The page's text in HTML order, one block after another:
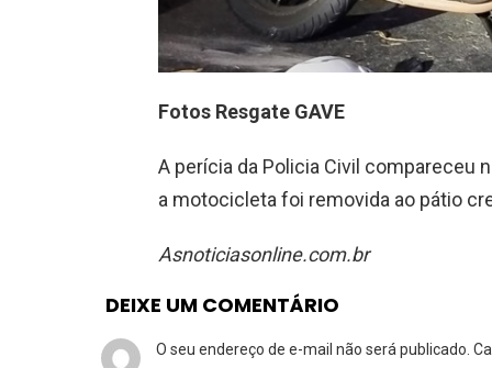
Fotos Resgate GAVE
A perícia da Policia Civil compareceu
a motocicleta foi removida ao pátio
Asnoticiasonline.com.br
DEIXE UM COMENTÁRIO
O seu endereço de e-mail não será publicado.